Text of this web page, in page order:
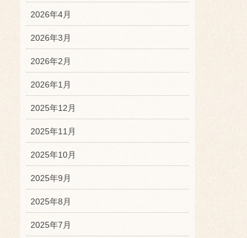
2026年4月
2026年3月
2026年2月
2026年1月
2025年12月
2025年11月
2025年10月
2025年9月
2025年8月
2025年7月